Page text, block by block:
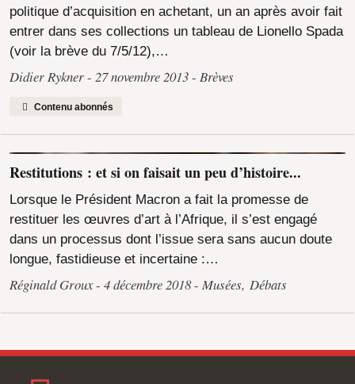
politique d’acquisition en achetant, un an après avoir fait
entrer dans ses collections un tableau de Lionello Spada
(voir la brève du 7/5/12),…
Didier Rykner 27 novembre 2013 Brèves
Contenu abonnés
Restitutions : et si on faisait un peu d’histoire...
Lorsque le Président Macron a fait la promesse de
restituer les œuvres d’art à l’Afrique, il s’est engagé
dans un processus dont l’issue sera sans aucun doute
longue, fastidieuse et incertaine :…
Réginald Groux 4 décembre 2018 Musées,Débats